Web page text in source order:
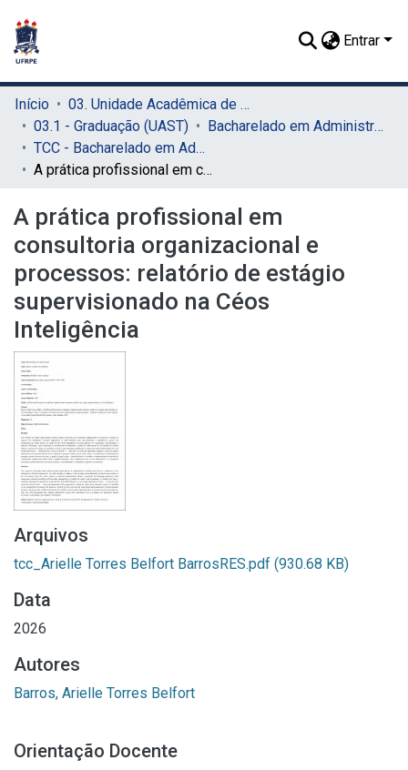
Entrar
Início
03. Unidade Acadêmica de Serra Talhada (UAST)
03.1 - Graduação (UAST)
Bacharelado em Administração (UAST)
TCC - Bacharelado em Administração (UAST)
A prática profissional em consultoria organizacional e processos: relatório de estágio supervisionado na Céos Inteligência
A prática profissional em
consultoria organizacional e
processos: relatório de estágio
supervisionado na Céos
Inteligência
Arquivos
tcc_Arielle Torres Belfort BarrosRES.pdf (930.68 KB)
Data
2026
Autores
Barros, Arielle Torres Belfort
Orientação Docente